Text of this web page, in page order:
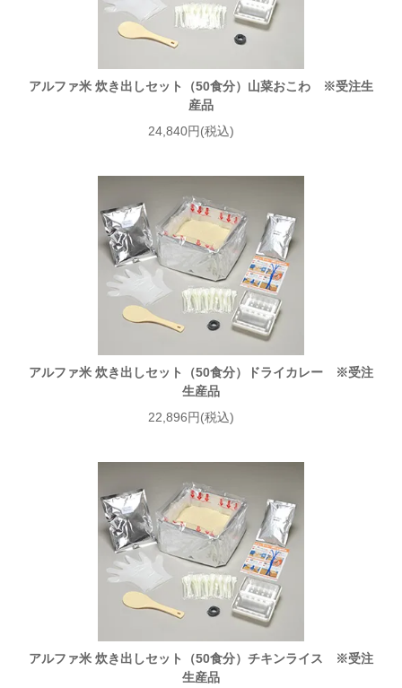
アルファ米 炊き出しセット（50食分）山菜おこわ ※受注生
産品
24,840円(税込)
アルファ米 炊き出しセット（50食分）ドライカレー ※受注
生産品
22,896円(税込)
アルファ米 炊き出しセット（50食分）チキンライス ※受注
生産品